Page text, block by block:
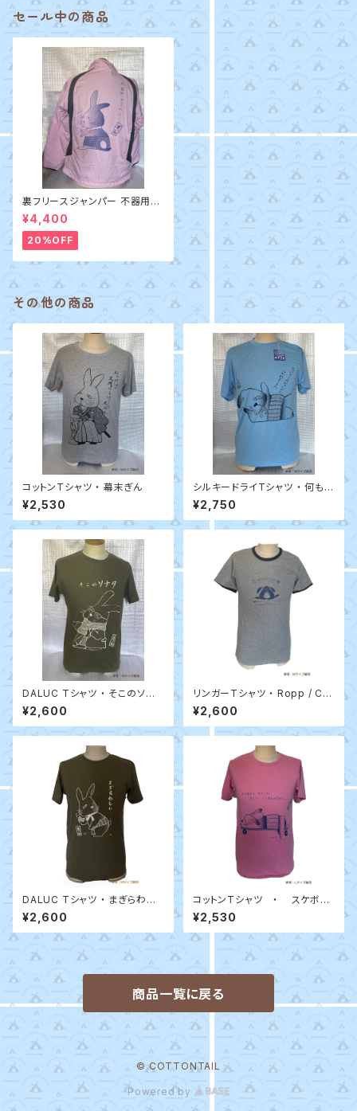
セール中の商品
裏フリースジャンパー 不器用で
すから
¥4,400
20%OFF
その他の商品
コットンTシャツ ・ 幕末ぎん
¥2,530
シルキードライTシャツ ・ 何もし
てない / ぎんクシー
¥2,750
DALUC Tシャツ ・ そこのソナタ
/ Ropp （オリーブ）
¥2,600
リンガーTシャツ ・ Ropp / CO
TTONTAIL
¥2,600
DALUC Tシャツ ・ まぎらわし
い / Dann （オリーブ）
¥2,600
コットンTシャツ ・ スケボー
（メランジピンク・メランジグレ
ー）
¥2,530
商品一覧に戻る
© COTTONTAIL
Powered by